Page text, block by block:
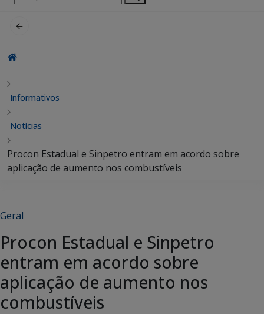
por:
Informativos
Notícias
Procon Estadual e Sinpetro entram em acordo sobre
aplicação de aumento nos combustíveis
Geral
Procon Estadual e Sinpetro
entram em acordo sobre
aplicação de aumento nos
combustíveis